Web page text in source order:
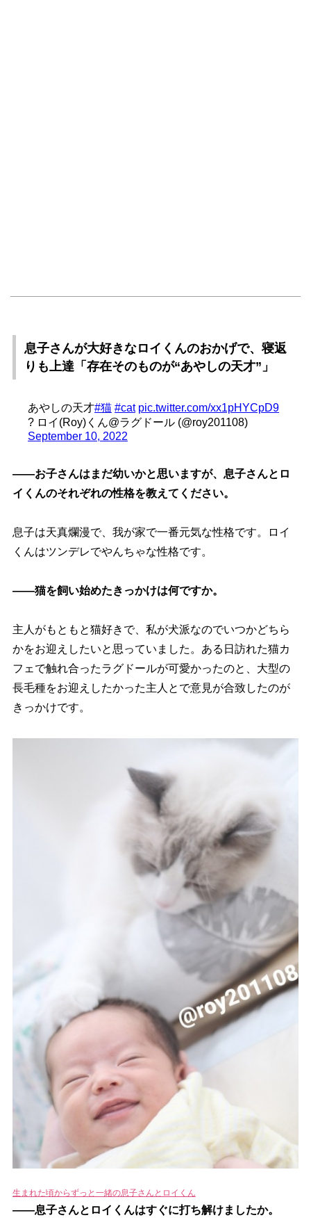
息子さんが大好きなロイくんのおかげで、寝返
りも上達「存在そのものが“あやしの天才”」
あやしの天才#猫 #cat pic.twitter.com/xx1pHYCpD9
? ロイ(Roy)くん@ラグドール (@roy201108)
September 10, 2022
――お子さんはまだ幼いかと思いますが、息子さんとロ
イくんのそれぞれの性格を教えてください。
息子は天真爛漫で、我が家で一番元気な性格です。ロイ
くんはツンデレでやんちゃな性格です。
――猫を飼い始めたきっかけは何ですか。
主人がもともと猫好きで、私が犬派なのでいつかどちら
かをお迎えしたいと思っていました。ある日訪れた猫カ
フェで触れ合ったラグドールが可愛かったのと、大型の
長毛種をお迎えしたかった主人とで意見が合致したのが
きっかけです。
生まれた頃からずっと一緒の息子さんとロイくん
――息子さんとロイくんはすぐに打ち解けましたか。